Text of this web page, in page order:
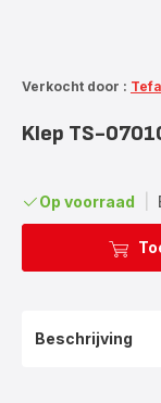
Verkocht door :
Klep TS-
Op voorraad
Beschrijving